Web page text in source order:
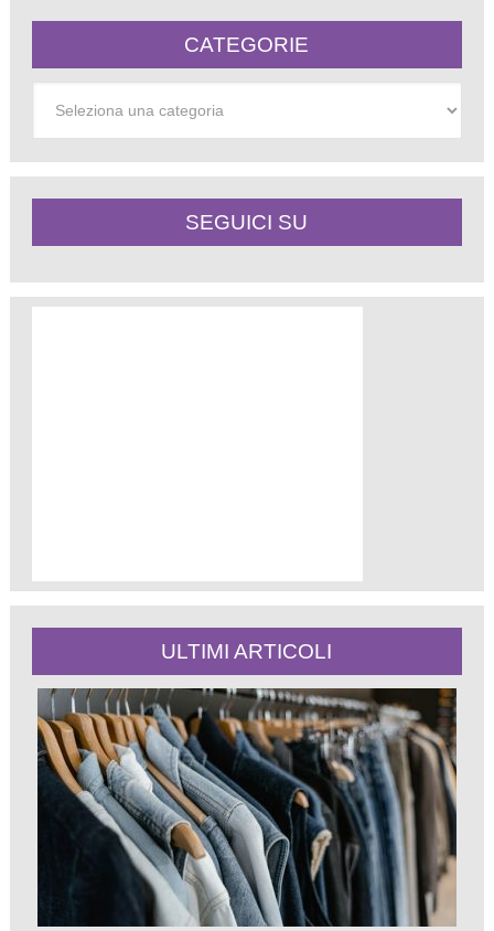
CATEGORIE
SEGUICI SU
ULTIMI ARTICOLI